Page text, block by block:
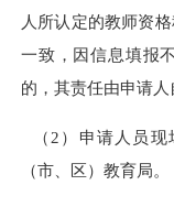
人所认定的教师资
一致，因信息填报
的，其责任由申请人
（2）申请人员现
（市、区）教育局。